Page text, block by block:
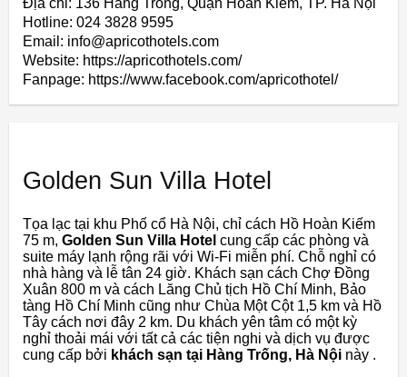
Địa chỉ: 136 Hàng Trống, Quận Hoàn Kiếm, TP. Hà Nội
Hotline: 024 3828 9595
Email: info@apricothotels.com
Website: https://apricothotels.com/
Fanpage: https://www.facebook.com/apricothotel/
Golden Sun Villa Hotel
Tọa lạc tại khu Phố cổ Hà Nội, chỉ cách Hồ Hoàn Kiếm
75 m, Golden Sun Villa Hotel cung cấp các phòng và
suite máy lạnh rộng rãi với Wi-Fi miễn phí. Chỗ nghỉ có
nhà hàng và lễ tân 24 giờ. Khách sạn cách Chợ Đồng
Xuân 800 m và cách Lăng Chủ tịch Hồ Chí Minh, Bảo
tàng Hồ Chí Minh cũng như Chùa Một Cột 1,5 km và Hồ
Tây cách nơi đây 2 km. Du khách yên tâm có một kỳ
nghỉ thoải mái với tất cả các tiện nghi và dịch vụ được
cung cấp bởi khách sạn tại Hàng Trống, Hà Nội này .